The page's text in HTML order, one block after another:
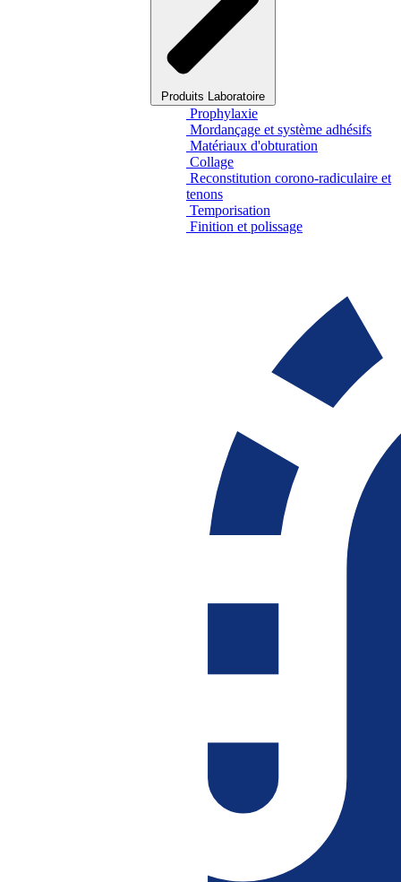
Produits Laboratoire
Prophylaxie
Mordançage et système adhésifs
Matériaux d'obturation
Collage
Reconstitution corono-radiculaire et
tenons
Temporisation
Finition et polissage